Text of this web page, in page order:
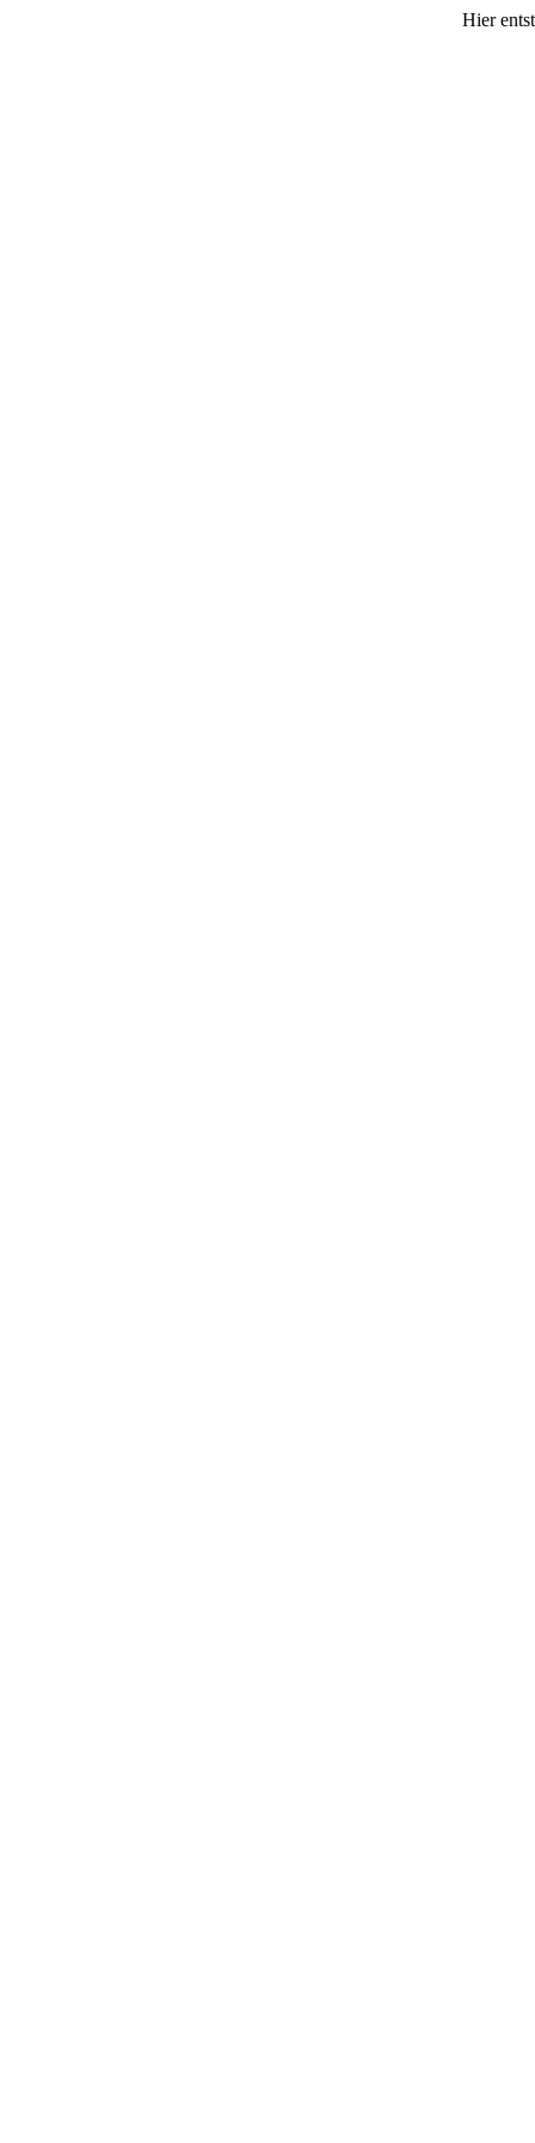
Hier